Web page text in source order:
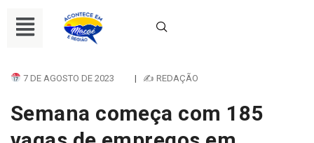
7 DE AGOSTO DE 2023 | ✍ REDAÇÃO
Semana começa com 185